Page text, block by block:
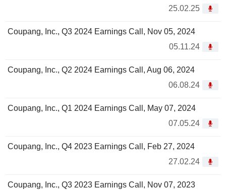
25.02.25
Coupang, Inc., Q3 2024 Earnings Call, Nov 05, 2024
05.11.24
Coupang, Inc., Q2 2024 Earnings Call, Aug 06, 2024
06.08.24
Coupang, Inc., Q1 2024 Earnings Call, May 07, 2024
07.05.24
Coupang, Inc., Q4 2023 Earnings Call, Feb 27, 2024
27.02.24
Coupang, Inc., Q3 2023 Earnings Call, Nov 07, 2023